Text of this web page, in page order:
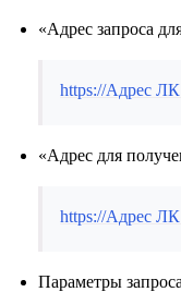
«Адрес запроса
https://Адрес
«Адрес для
https://Адрес
Параметры